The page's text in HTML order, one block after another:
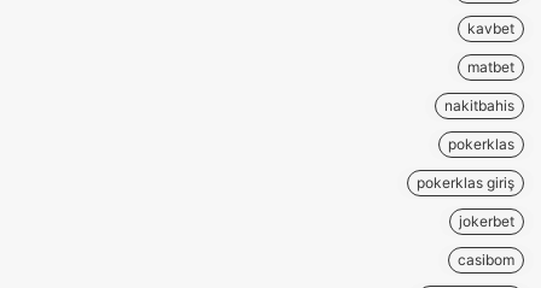
kavbet
matbet
nakitbahis
pokerklas
pokerklas giriş
jokerbet
casibom